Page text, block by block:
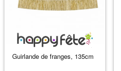
Guirlande de franges, 135cm